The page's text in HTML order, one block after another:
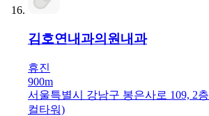
김호연내과의원 내과
휴진
900m
서울특별시 강남구 봉은사로 109, 2
컬타워)